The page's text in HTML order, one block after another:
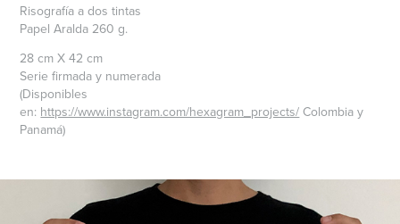
Risografía a dos tintas
Papel Aralda 260 g.
28 cm X 42 cm
Serie firmada y numerada
(Disponibles
en: https://www.instagram.com/hexagram_projects/ Colombia y
Panamá)